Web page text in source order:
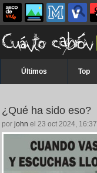
Últimos Top
¿Qué ha sido eso?
por john el 23 oct 2024, 16:37